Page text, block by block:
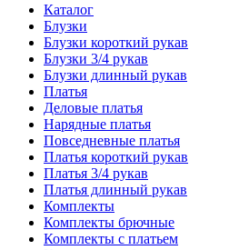
Каталог
Блузки
Блузки короткий рукав
Блузки 3/4 рукав
Блузки длинный рукав
Платья
Деловые платья
Нарядные платья
Повседневные платья
Платья короткий рукав
Платья 3/4 рукав
Платья длинный рукав
Комплекты
Комплекты брючные
Комплекты с платьем